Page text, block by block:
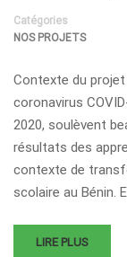
Catégories
NOS PROJETS
Contexte du projet
coronavirus
2020, soulèvent
résultats des
contexte de
scolaire au Bénin.
LIRE PLUS